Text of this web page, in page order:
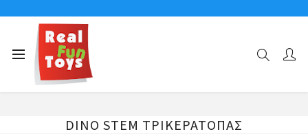
Αρχική σελίδα
ΔΕΙΝΟΣΑΥΡΟΙ-STEM-ΚΑΤΑΣΚΕΥΕΣ
DINO STEM ΤΡΙΚΕΡΑΤΟΠΑΣ